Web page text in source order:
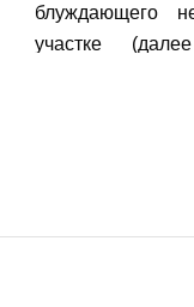
блуждающего
участке